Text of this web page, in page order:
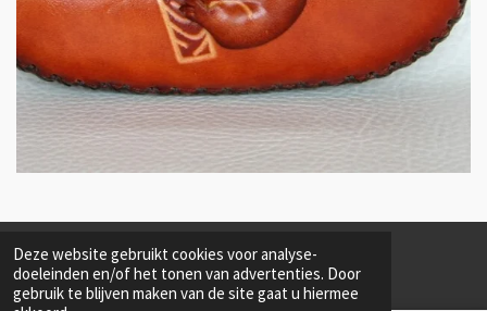
Deze website gebruikt cookies voor analyse-
doeleinden en/of het tonen van advertenties. Door
gebruik te blijven maken van de site gaat u hiermee
© 2018 - 2026 lederwinkel.be